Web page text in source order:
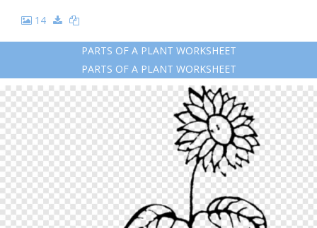
14
PARTS OF A PLANT WORKSHEET
PARTS OF A PLANT WORKSHEET